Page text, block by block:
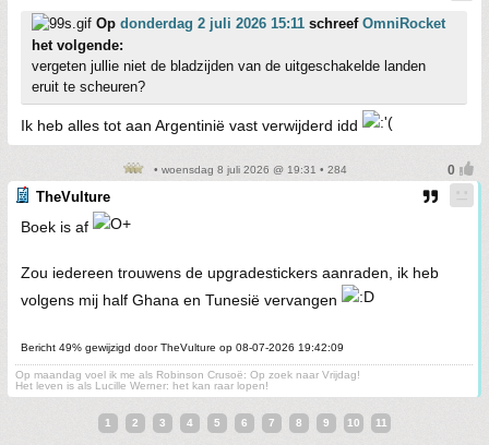
Op donderdag 2 juli 2026 15:11 schreef OmniRocket
het volgende:
vergeten jullie niet de bladzijden van de uitgeschakelde landen
eruit te scheuren?
Ik heb alles tot aan Argentinië vast verwijderd idd
• woensdag 8 juli 2026 @ 19:31 • 284
TheVulture
Boek is af
Zou iedereen trouwens de upgradestickers aanraden, ik heb
volgens mij half Ghana en Tunesië vervangen
Bericht 49% gewijzigd door TheVulture op 08-07-2026 19:42:09
Op maandag voel ik me als Robinson Crusoë: Op zoek naar Vrijdag!
Het leven is als Lucille Werner: het kan raar lopen!
1 2 3 4 5 6 7 8 9 10 11